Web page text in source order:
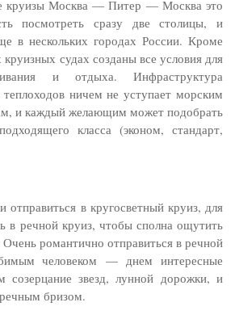
круизы Москва — Питер — Москва это
посмотреть сразу две столицы, и
в нескольких городах России. Кроме
судах созданы все условия для
и отдыха. Инфраструктура
ничем не уступает морским
и каждый желающим может подобрать
класса (эконом, стандарт,
отправиться в кругосветный круиз, для
в речной круиз, чтобы сполна ощутить
романтично отправиться в речной
человеком — днем интересные
созерцание звезд, лунной дорожки, и
бризом.